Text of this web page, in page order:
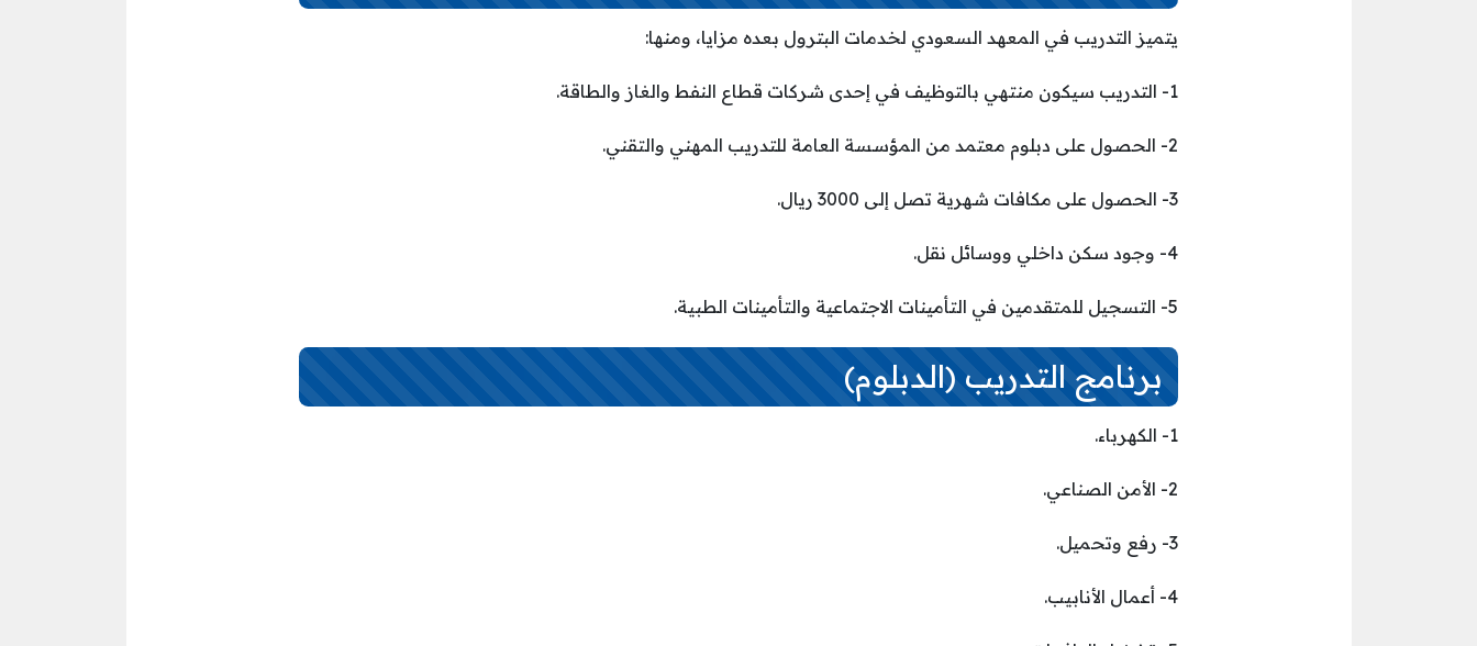
يتميز التدريب في المعهد السعودي لخدمات البترول بعده مزايا، ومنها:
1- التدريب سيكون منتهي بالتوظيف في إحدى شركات قطاع النفط والغاز والطاقة.
2- الحصول على دبلوم معتمد من المؤسسة العامة للتدريب المهني والتقني.
3- الحصول على مكافات شهرية تصل إلى 3000 ريال.
4- وجود سكن داخلي ووسائل نقل.
5- التسجيل للمتقدمين في التأمينات الاجتماعية والتأمينات الطبية.
برنامج التدريب (الدبلوم)
1- الكهرباء.
2- الأمن الصناعي.
3- رفع وتحميل.
4- أعمال الأنابيب.